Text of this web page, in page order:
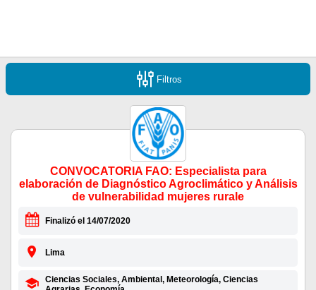
Filtros
CONVOCATORIA FAO: Especialista para
elaboración de Diagnóstico Agroclimático y Análisis
de vulnerabilidad mujeres rurale
Finalizó el 14/07/2020
Lima
Ciencias Sociales, Ambiental, Meteorología, Ciencias